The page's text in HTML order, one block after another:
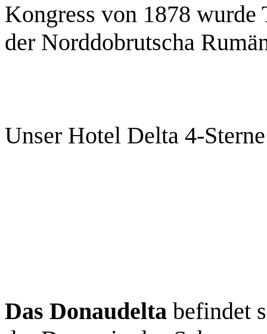
Kongress von 1878 wurde
der Norddobrutscha
Unser Hotel Delta 4-
Das Donaudelta befindet